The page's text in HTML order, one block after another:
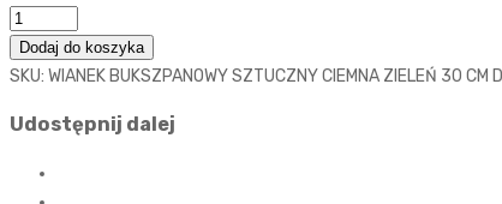
Ilość
Dodaj do koszyka
SKU: WIANEK BUKSZPANOWY SZTUCZNY CIEMNA ZIELEŃ 30 CM
Udostępnij dalej